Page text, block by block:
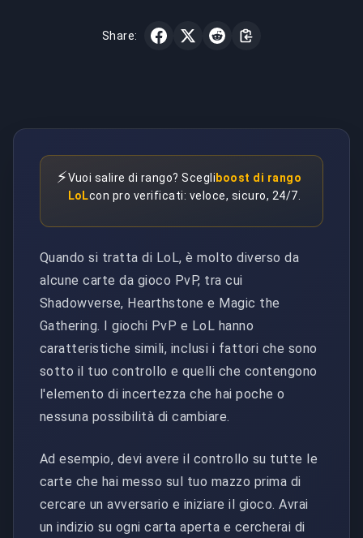
Share:
⚡Vuoi salire di rango? Scegliboost di rango
LoLcon pro verificati: veloce, sicuro, 24/7.
Quando si tratta di LoL, è molto diverso da
alcune carte da gioco PvP, tra cui
Shadowverse, Hearthstone e Magic the
Gathering. I giochi PvP e LoL hanno
caratteristiche simili, inclusi i fattori che sono
sotto il tuo controllo e quelli che contengono
l'elemento di incertezza che hai poche o
nessuna possibilità di cambiare.
Ad esempio, devi avere il controllo su tutte le
carte che hai messo sul tuo mazzo prima di
cercare un avversario e iniziare il gioco. Avrai
un indizio su ogni carta aperta e cercherai di